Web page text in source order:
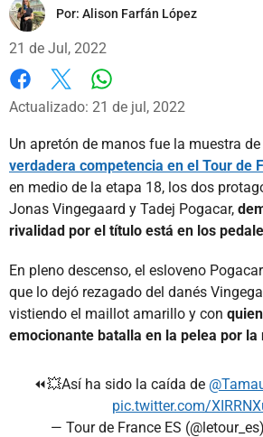
Por: Alison Farfán López
21 de Jul, 2022
Facebook
X
Actualizado: 21 de jul, 2022
Un apretón de manos fue la muestra
verdadera competencia en el Tour de
en medio de la etapa 18, los dos
Jonas Vingegaard y Tadej Pogacar,
rivalidad por el título está en los
En pleno descenso, el esloveno
que lo dejó rezagado del danés
vistiendo el maillot amarillo y con
emocionante batalla en la pelea por la
⏪💥Así ha sido la caída de
pic.twitter.com/
— Tour de France ES (@letour_es)